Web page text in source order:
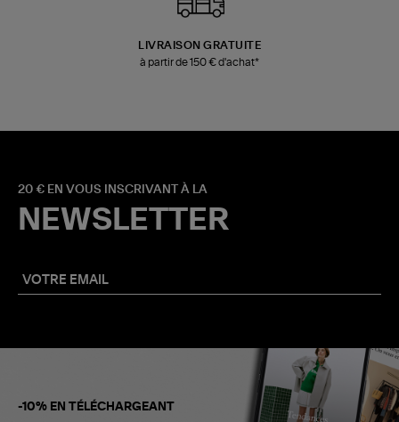
LIVRAISON GRATUITE
à partir de 150 € d'achat*
20 € EN VOUS INSCRIVANT À LA
NEWSLETTER
-10% EN TÉLÉCHARGEANT